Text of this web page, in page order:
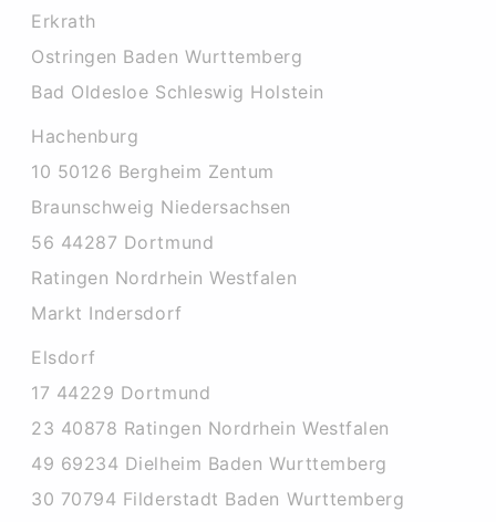
Erkrath
Ostringen Baden Wurttemberg
Bad Oldesloe Schleswig Holstein
Hachenburg
10 50126 Bergheim Zentum
Braunschweig Niedersachsen
56 44287 Dortmund
Ratingen Nordrhein Westfalen
Markt Indersdorf
Elsdorf
17 44229 Dortmund
23 40878 Ratingen Nordrhein Westfalen
49 69234 Dielheim Baden Wurttemberg
30 70794 Filderstadt Baden Wurttemberg